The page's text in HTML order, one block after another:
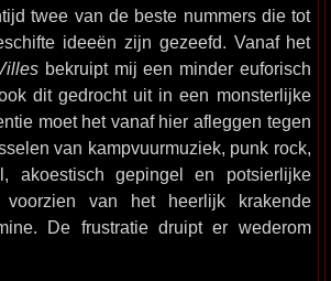
twee van de beste nummers die tot
ideeën zijn gezeefd. Vanaf het
bekruipt mij een minder euforisch
dit gedrocht uit in een monsterlijke
moet het vanaf hier afleggen tegen
van kampvuurmuziek, punk rock,
akoestisch gepingel en potsierlijke
voorzien van het heerlijk krakende
De frustratie druipt er wederom